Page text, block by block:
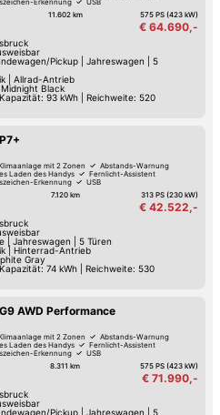
Erkennung
USB
Assistent
Spurhalte-Assistent
11.602 km 575 PS (423 kW)
€ 64.690,-
Pickup| Jahreswagen
5
| Allrad-Antrieb
Black
Kapazität: 93 kWh | Reichweite: 520
mit 2 Zonen
Abstands-Warnung
Laden des Handys
Fernlicht-Assistent
Erkennung
USB
Assistent
Spurhalte-Assistent
7.120 km 313 PS (230 kW)
€ 42.522,-
| Jahreswagen
5 Türen
| Hinterrad-Antrieb
Gray
Kapazität: 74 kWh | Reichweite: 530
AWD Performance
mit 2 Zonen
Abstands-Warnung
Laden des Handys
Fernlicht-Assistent
Erkennung
USB
Assistent
Spurhalte-Assistent
8.311 km 575 PS (423 kW)
€ 71.990,-
Pickup| Jahreswagen
5